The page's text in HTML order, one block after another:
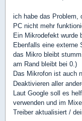
ich habe das Problem,
PC nicht mehr
Ein Mikrodefekt wurde
Ebenfalls eine externe
das Mikro bleibt
am Rand bleibt bei 0.)
Das Mikrofon ist auch
Deaktivieren aller
Laut Google soll es
verwenden und im
Treiber aktualisiert /